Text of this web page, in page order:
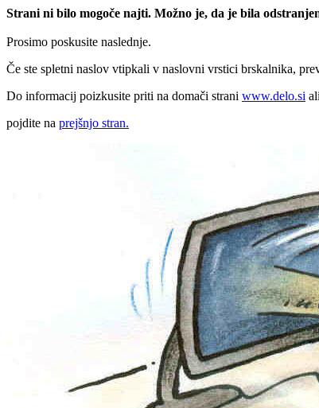
Strani ni bilo mogoče najti. Možno je, da je bila
Prosimo poskusite naslednje.
Če ste spletni naslov vtipkali v naslovni vrstici brskalnika,
Do informacij poizkusite priti na domači strani www.delo.si ali
pojdite na prejšnjo stran.